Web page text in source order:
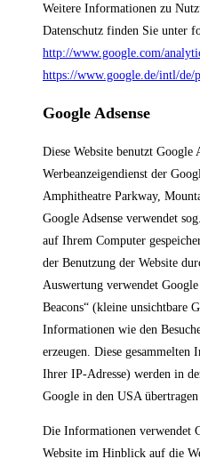
Weitere Informationen zu
Datenschutz finden Sie unter
http://www.google.com/
https://www.google.de/intl/de/
Google Adsense
Diese Website benutzt Google
Werbeanzeigendienst der
Amphitheatre Parkway,
Google Adsense verwendet
auf Ihrem Computer
der Benutzung der Website
Auswertung verwendet
Beacons“ (kleine unsichtbare
Informationen wie den
erzeugen. Diese
Ihrer IP-Adresse) werden in
Google in den USA
Die Informationen verwendet
Website im Hinblick auf die